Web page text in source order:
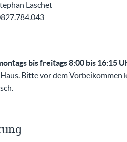
Laschet
bis freitags 8:00 bis 16:15
Bitte vor dem Vorbeikommen